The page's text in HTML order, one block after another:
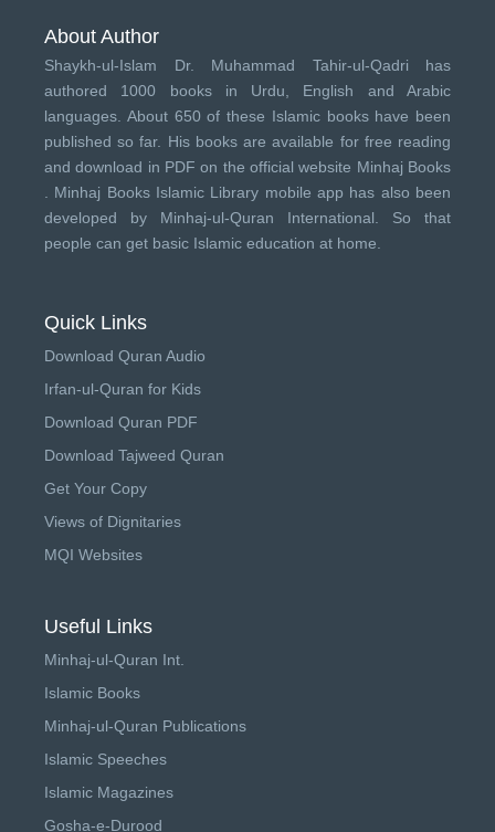
About Author
Shaykh-ul-Islam Dr. Muhammad Tahir-ul-Qadri has
authored 1000 books in Urdu, English and Arabic
languages. About 650 of these Islamic books have been
published so far. His books are available for free reading
and download in PDF on the official website Minhaj Books
Minhaj Books Islamic Library mobile app has also been
developed by Minhaj-ul-Quran International . So that
people can get basic Islamic education at home.
Quick Links
Download Quran Audio
Irfan-ul-Quran for Kids
Download Quran PDF
Download Tajweed Quran
Get Your Copy
Views of Dignitaries
MQI Websites
Useful Links
Minhaj-ul-Quran Int.
Islamic Books
Minhaj-ul-Quran Publications
Islamic Speeches
Islamic Magazines
Gosha-e-Durood